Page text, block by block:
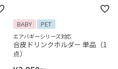
BABY PET
エアバギーシリーズ対応
合皮ドリンクホルダー 単品（1
点）